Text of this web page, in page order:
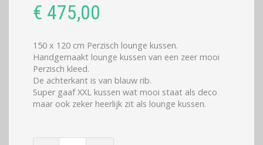
€ 475,00
150 x 120 cm Perzisch lounge kussen.
Handgemaakt lounge kussen van een zeer mooi
Perzisch kleed.
De achterkant is van blauw rib.
Super gaaf XXL kussen wat mooi staat als deco
maar ook zeker heerlijk zit als lounge kussen.